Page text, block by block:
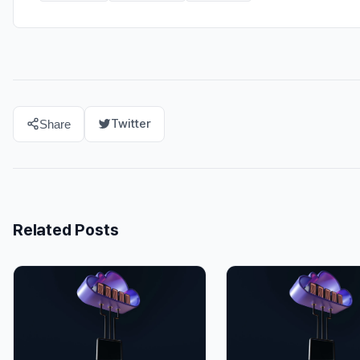
Share Twitter
Related Posts